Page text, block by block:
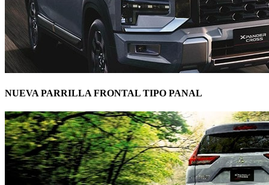
NUEVA PARRILLA FRONTAL TIPO PANAL